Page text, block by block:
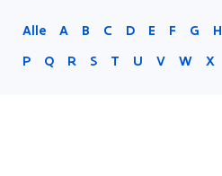
Alle A B C D E F G H
P
Q R S T U V W X